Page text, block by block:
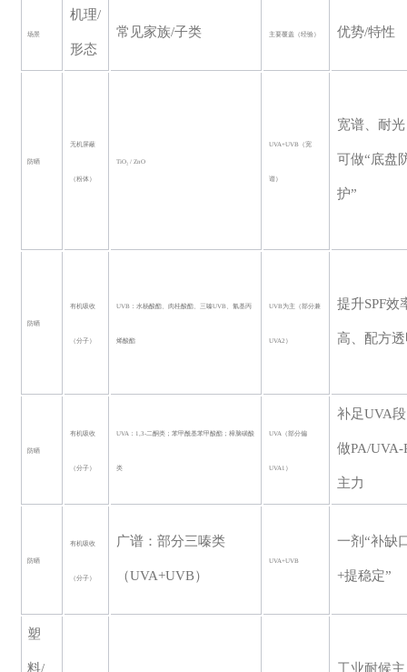
场景
机理/
形态
常见家族/子类 主要覆盖（经验） 优势/特性
防晒
无机屏蔽
（粉体）
TiO₂ / ZnO
UVA+UVB（宽
谱）
宽谱、耐
可做“底盘
护”
防晒
有机吸收
（分子）
UVB：水杨酸酯、肉桂酸酯、三嗪UVB、氰基丙
烯酸酯
UVB为主（部分兼
UVA2）
提升SPF效
高、配方
防晒
有机吸收
（分子）
UVA：1,3-二酮类；苯甲酰基苯甲酸酯；樟脑磺酸
类
UVA（部分偏
UVA1）
补足UVA
做PA/UVA-
主力
防晒
有机吸收
（分子）
广谱：部分三嗪类
（UVA+UVB）
UVA+UVB
一剂“补缺
+提稳定”
塑
料/ 工业耐候主